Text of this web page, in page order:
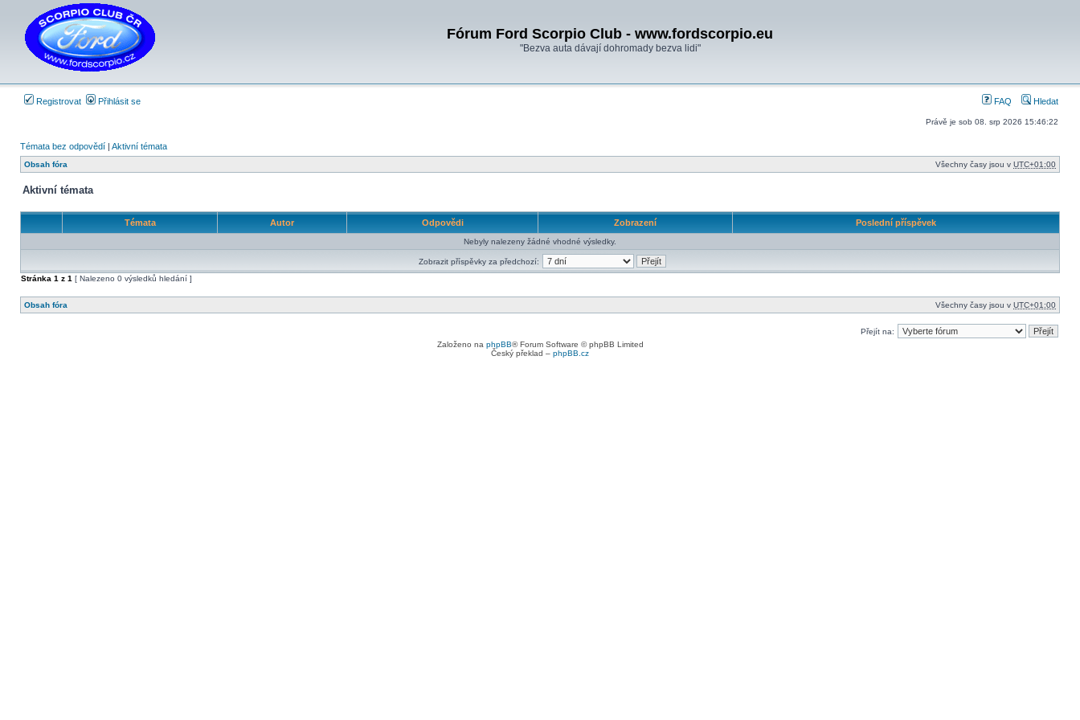
Fórum Ford Scorpio Club - www.fordscorpio.eu
"Bezva auta dávají dohromady bezva lidi"
Registrovat Přihlásit se FAQ Hledat
Právě je sob 08. srp 2026 15:46:22
Témata bez odpovědí | Aktivní témata
Obsah fóra Všechny časy jsou v UTC+01:00
Aktivní témata
Témata Autor Odpovědi Zobrazení Poslední příspěvek
Nebyly nalezeny žádné vhodné výsledky.
Zobrazit příspěvky za předchozí:
Stránka 1 z 1 [ Nalezeno 0 výsledků hledání ]
Obsah fóra Všechny časy jsou v UTC+01:00
Přejít na:
Založeno na phpBB® Forum Software © phpBB Limited
Český překlad – phpBB.cz